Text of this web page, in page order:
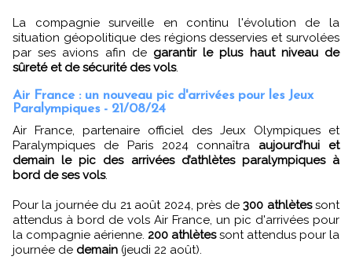
La compagnie surveille en continu l'évolution de la
situation géopolitique des régions desservies et survolées
par ses avions afin de garantir le plus haut niveau de
sûreté et de sécurité des vols.
Air France : un nouveau pic d'arrivées pour les Jeux
Paralympiques - 21/08/24
Air France, partenaire officiel des Jeux Olympiques et
Paralympiques de Paris 2024 connaîtra aujourd’hui et
demain le pic des arrivées d’athlètes paralympiques à
bord de ses vols.
Pour la journée du 21 août 2024, près de300 athlètessont
attendus à bord de vols Air France, un pic d'arrivées pour
la compagnie aérienne. 200 athlètessont attendus pour la
journée de demain (jeudi 22 août).